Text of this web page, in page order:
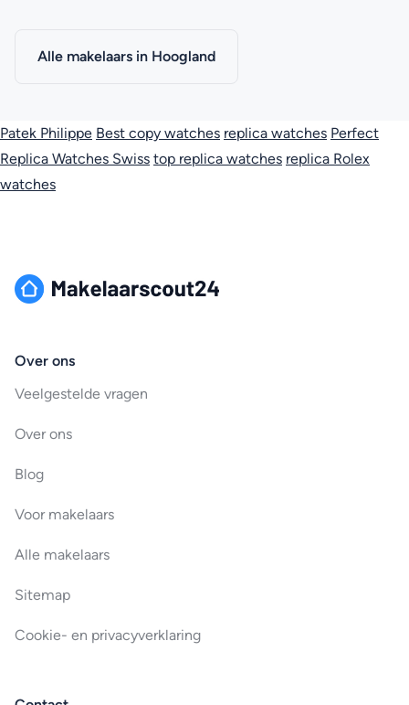
Alle makelaars in Hoogland
Patek Philippe Best copy watches replica watches Perfect
Replica Watches Swiss top replica watches replica Rolex
watches
Over ons
Veelgestelde vragen
Over ons
Blog
Voor makelaars
Alle makelaars
Sitemap
Cookie- en privacyverklaring